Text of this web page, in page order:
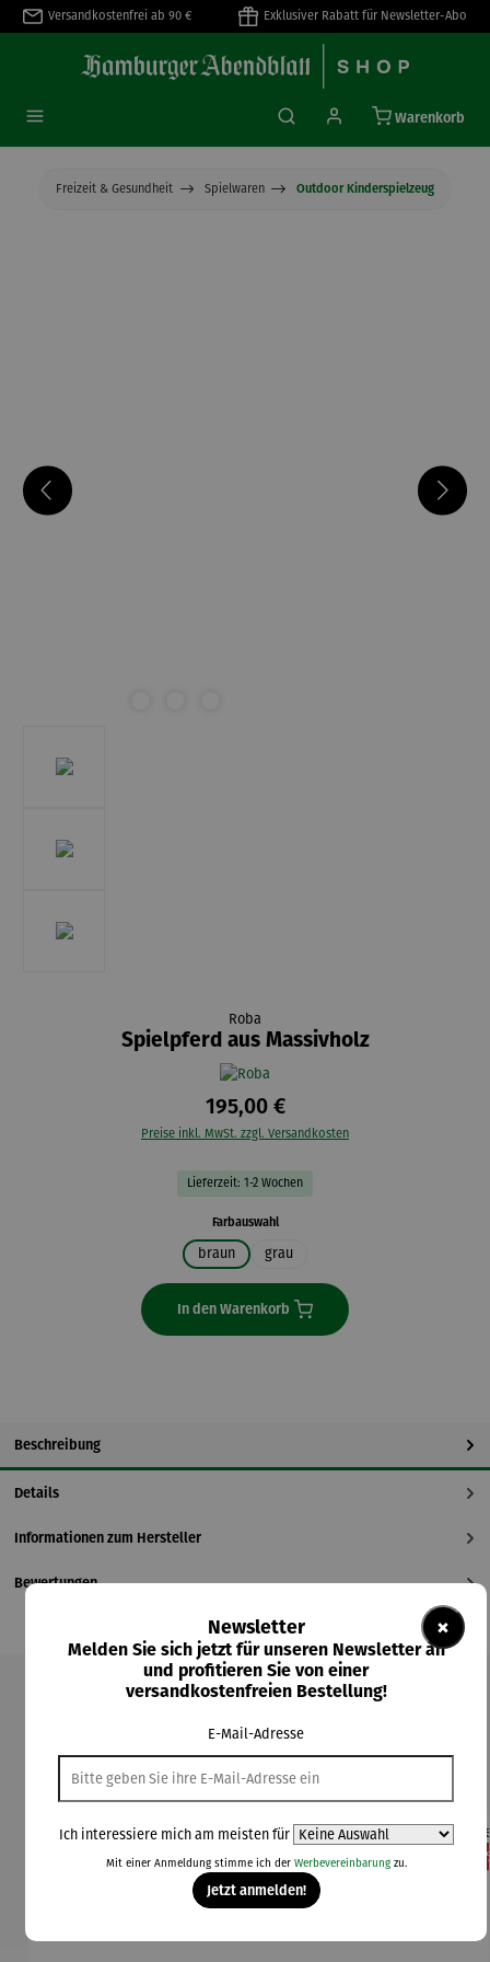
springen
Versandkostenfrei ab 90 € Exklusiver Rabatt für Newsletter-Abo
Warenkorb
Freizeit & Gesundheit Spielwaren Outdoor Kinderspielzeug
Roba
Spielpferd aus Massivholz
195,00 €
Preise inkl. MwSt. zzgl. Versandkosten
Lieferzeit: 1-2 Wochen
Farbauswahlauswählen
braun grau
In den Warenkorb
Beschreibung
Details
Informationen zum Hersteller
Bewertungen
Kunden kauften auch
26% gespartRabatt 24% gespart Rabatt20% gespart Rabatt
×
Newsletter
Melden Sie sich jetzt für unseren Newsletter an
und profitieren Sie von einer
versandkostenfreien Bestellung!
E-Mail-Adresse
Ich interessiere mich am meisten für
Mit einer Anmeldung stimme ich der Werbevereinbarungzu.
Jetzt anmelden!